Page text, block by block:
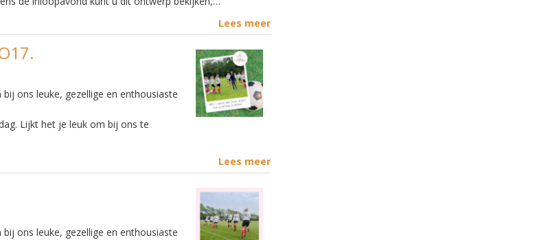
Lees meer
ons leuke, gezellige en enthousiaste
Lijkt het je leuk om bij ons te
Lees meer
ons leuke, gezellige en enthousiaste